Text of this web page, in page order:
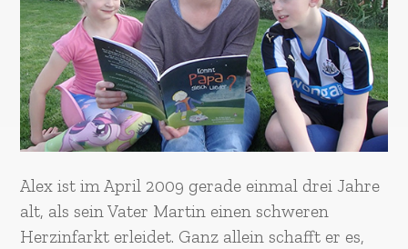
Alex ist im April 2009 gerade einmal drei Jahre
alt, als sein Vater Martin einen schweren
Herzinfarkt erleidet. Ganz allein schafft er es,